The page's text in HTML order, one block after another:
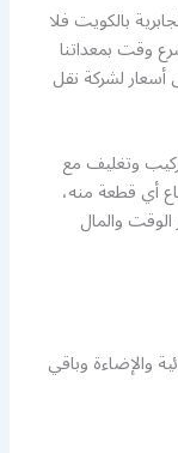
بالكويت فلا
وقت بمعداتنا
أسعار لشركة نقل
وتغليف مع
أي قطعة منه،
والمال
والإضاءة وباقي